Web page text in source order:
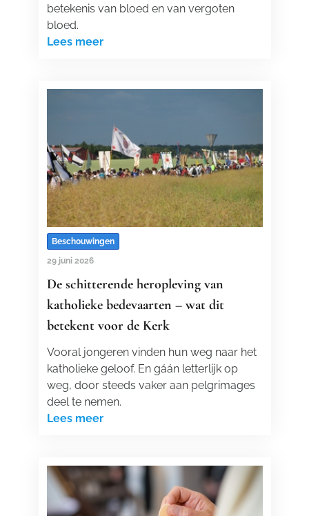
betekenis van bloed en van vergoten
bloed.
Lees meer
Beschouwingen
29 juni 2026
De schitterende heropleving van
katholieke bedevaarten – wat dit
betekent voor de Kerk
Vooral jongeren vinden hun weg naar het
katholieke geloof. En gáán letterlijk op
weg, door steeds vaker aan pelgrimages
deel te nemen.
Lees meer